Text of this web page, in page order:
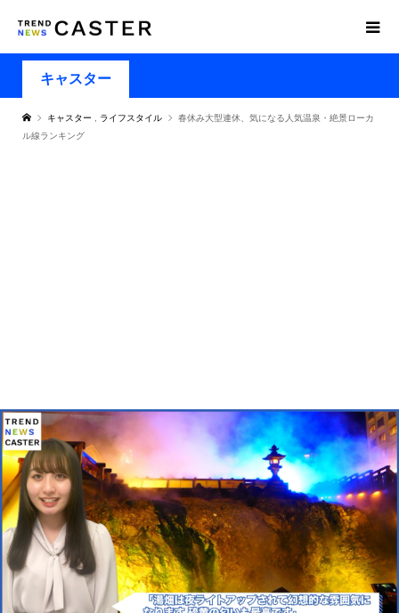
キャスター
キャスター ライフスタイル
春休み大型連休、気になる人気温泉・絶景ローカ
ル線ランキング